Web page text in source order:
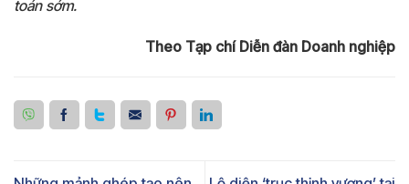
toán sớm.
Theo Tạp chí Diễn đàn Doanh nghiệp